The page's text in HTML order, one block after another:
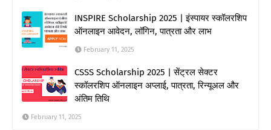
INSPIRE Scholarship 2025 | इंस्पायर स्कॉलरशिप
ऑनलाइन आवेदन, लॉगिन, पात्रता और लाभ
February 11, 2025
CSSS Scholarship 2025 | सेंट्रल सेक्टर
स्कॉलरशिप ऑनलाइन अप्लाई, पात्रता, रिन्यूअल और
अंतिम तिथि
February 11, 2025